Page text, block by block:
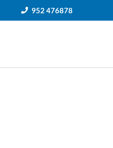
952 476878